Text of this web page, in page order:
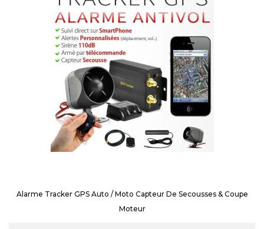
Alarme Tracker GPS Auto / Moto Capteur De Secousses & Coupe
Moteur